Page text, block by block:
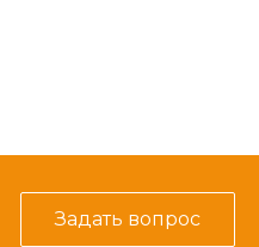
Задать вопрос